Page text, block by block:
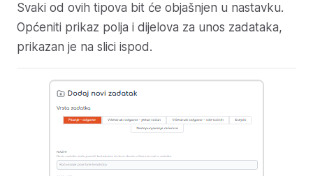
Svaki od ovih tipova bit će objašnjen u nastavku.
Općeniti prikaz polja i dijelova za unos zadataka,
prikazan je na slici ispod.